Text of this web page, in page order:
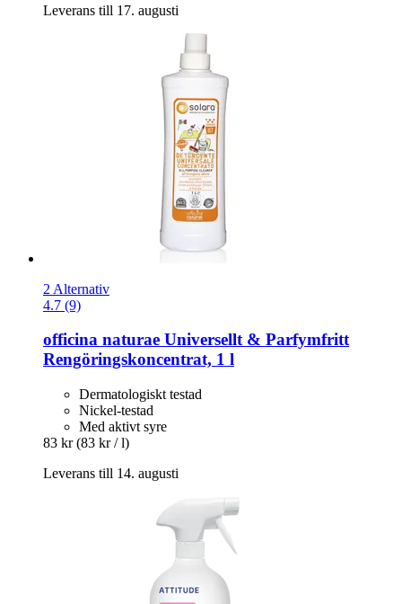
Leverans till 17. augusti
2 Alternativ
4.7 (9)
officina naturae Universellt & Parfymfritt
Rengöringskoncentrat, 1 l
Dermatologiskt testad
Nickel-testad
Med aktivt syre
83 kr (83 kr / l)
Leverans till 14. augusti